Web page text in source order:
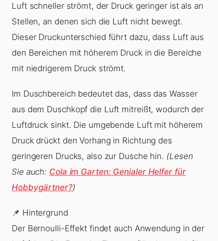
Luft schneller strömt, der Druck geringer ist als an
Stellen, an denen sich die Luft nicht bewegt.
Dieser Druckunterschied führt dazu, dass Luft aus
den Bereichen mit höherem Druck in die Bereiche
mit niedrigerem Druck strömt.
Im Duschbereich bedeutet das, dass das Wasser
aus dem Duschkopf die Luft mitreißt, wodurch der
Luftdruck sinkt. Die umgebende Luft mit höherem
Druck drückt den Vorhang in Richtung des
geringeren Drucks, also zur Dusche hin. (Lesen
Sie auch: Cola im Garten: Genialer Helfer für
Hobbygärtner?)
📌 Hintergrund
Der Bernoulli-Effekt findet auch Anwendung in der